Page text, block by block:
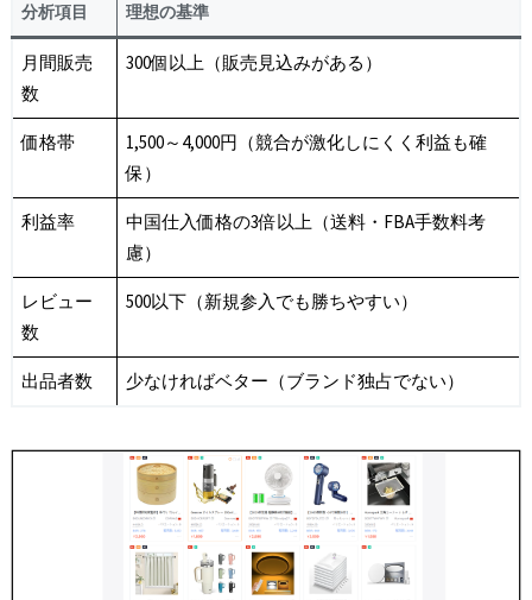
分析項目 理想の基準
月間販売
数
300個以上（販売見込みがある）
価格帯
1,500～4,000円（競合が激化しにくく利益も確
保）
利益率
中国仕入価格の3倍以上（送料・FBA手数料考
慮）
レビュー
数
500以下（新規参入でも勝ちやすい）
出品者数 少なければベター（ブランド独占でない）